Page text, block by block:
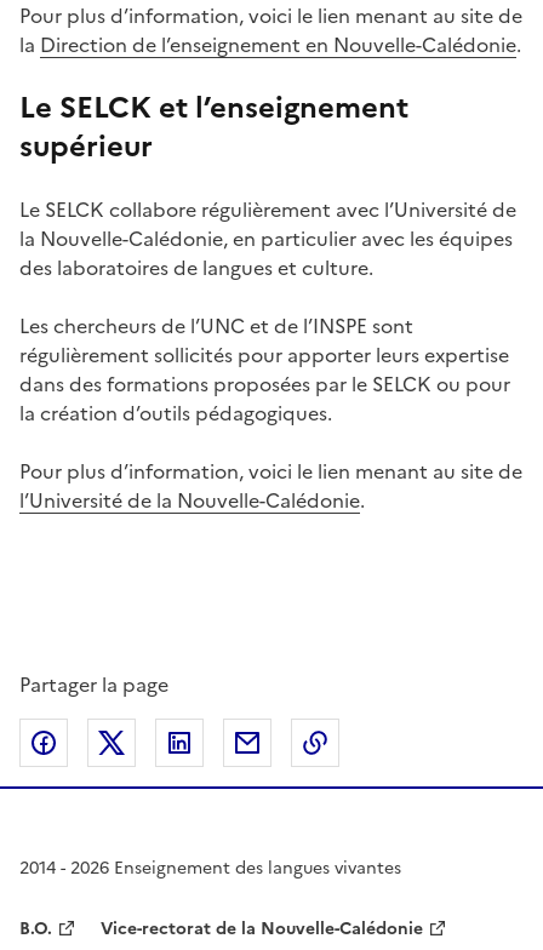
Pour plus d’information, voici le lien menant au site de
la Direction de l’enseignement en Nouvelle-Calédonie.
Le SELCK et l’enseignement
supérieur
Le SELCK collabore régulièrement avec l’Université de
la Nouvelle-Calédonie, en particulier avec les équipes
des laboratoires de langues et culture.
Les chercheurs de l’UNC et de l’INSPE sont
régulièrement sollicités pour apporter leurs expertise
dans des formations proposées par le SELCK ou pour
la création d’outils pédagogiques.
Pour plus d’information, voici le lien menant au site de
l’Université de la Nouvelle-Calédonie.
Partager la page
Partager sur Facebook
Partager sur Twitter
Partager sur LinkedIn
Partager par email
2014 - 2026 Enseignement des langues vivantes
B.O. Vice-rectorat de la Nouvelle-Calédonie